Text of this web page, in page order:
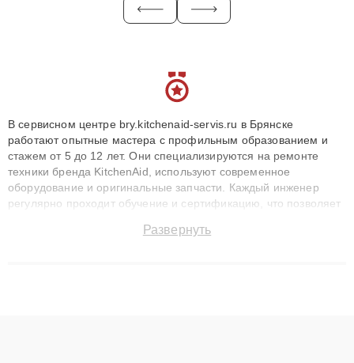
В сервисном центре bry.kitchenaid-servis.ru в Брянске
работают опытные мастера с профильным образованием и
стажем от 5 до 12 лет. Они специализируются на ремонте
техники бренда KitchenAid, используют современное
оборудование и оригинальные запчасти. Каждый инженер
регулярно проходит обучение и сертификацию, что позволяет
технику с сохранением гарантии до 3 лет. Наши мастера
Развернуть